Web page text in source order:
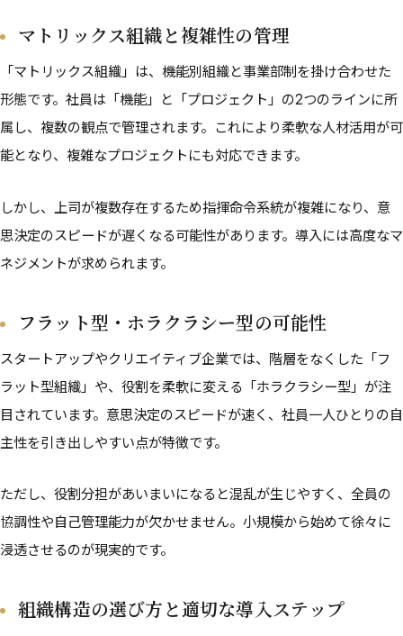
マトリックス組織と複雑性の管理
「マトリックス組織」は、機能別組織と事業部制を掛け合わせた
形態です。社員は「機能」と「プロジェクト」の2つのラインに所
属し、複数の観点で管理されます。これにより柔軟な人材活用が可
能となり、複雑なプロジェクトにも対応できます。
しかし、上司が複数存在するため指揮命令系統が複雑になり、意
思決定のスピードが遅くなる可能性があります。導入には高度なマ
ネジメントが求められます。
フラット型・ホラクラシー型の可能性
スタートアップやクリエイティブ企業では、階層をなくした「フ
ラット型組織」や、役割を柔軟に変える「ホラクラシー型」が注
目されています。意思決定のスピードが速く、社員一人ひとりの自
主性を引き出しやすい点が特徴です。
ただし、役割分担があいまいになると混乱が生じやすく、全員の
協調性や自己管理能力が欠かせません。小規模から始めて徐々に
浸透させるのが現実的です。
組織構造の選び方と適切な導入ステップ